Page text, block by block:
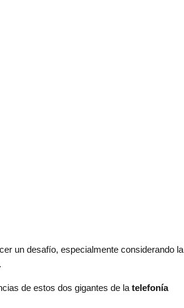
un desafío, especialmente considerando la
de estos dos gigantes de la telefonía